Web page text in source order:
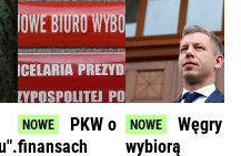
PKW o
finansach
Węgry
wybiorą